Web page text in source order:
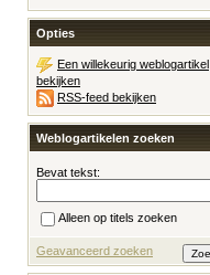
Opties
Een willekeurig weblogartikel
bekijken
RSS-feed bekijken
Weblogartikelen zoeken
Bevat tekst:
Alleen op titels zoeken
Geavanceerd zoeken